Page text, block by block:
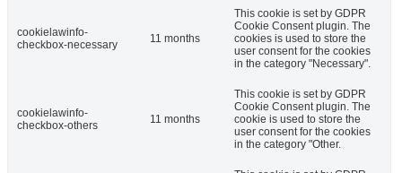
cookielawinfo-
checkbox-necessary
11 months
This cookie is set by GDPR
Cookie Consent plugin. The
cookies is used to store the
user consent for the cookies
in the category "Necessary".
cookielawinfo-
checkbox-others
11 months
This cookie is set by GDPR
Cookie Consent plugin. The
cookie is used to store the
user consent for the cookies
in the category "Other.